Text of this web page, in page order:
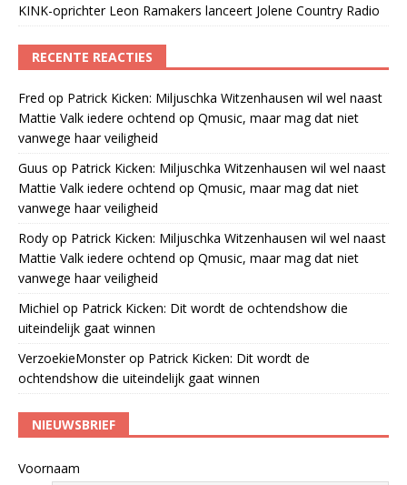
KINK-oprichter Leon Ramakers lanceert Jolene Country Radio
RECENTE REACTIES
Fred op Patrick Kicken: Miljuschka Witzenhausen wil wel naast
Mattie Valk iedere ochtend op Qmusic, maar mag dat niet
vanwege haar veiligheid
Guus op Patrick Kicken: Miljuschka Witzenhausen wil wel naast
Mattie Valk iedere ochtend op Qmusic, maar mag dat niet
vanwege haar veiligheid
Rody op Patrick Kicken: Miljuschka Witzenhausen wil wel naast
Mattie Valk iedere ochtend op Qmusic, maar mag dat niet
vanwege haar veiligheid
Michiel op Patrick Kicken: Dit wordt de ochtendshow die
uiteindelijk gaat winnen
VerzoekieMonsterop Patrick Kicken: Dit wordt de
ochtendshow die uiteindelijk gaat winnen
NIEUWSBRIEF
Voornaam